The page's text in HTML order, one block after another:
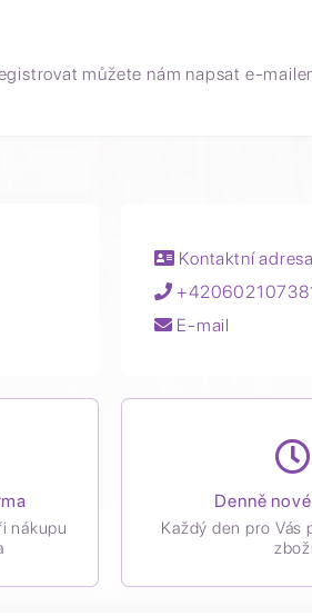
můžete nám napsat e-
Kontaktní adresa
E-mail
nákupu
Denně
Každý den pro Vás